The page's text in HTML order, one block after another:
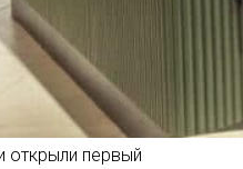
открыли первый